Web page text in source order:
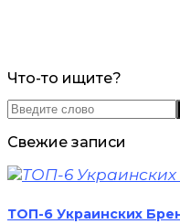
Что-то ищите?
Свежие записи
ТОП-6 Украинских